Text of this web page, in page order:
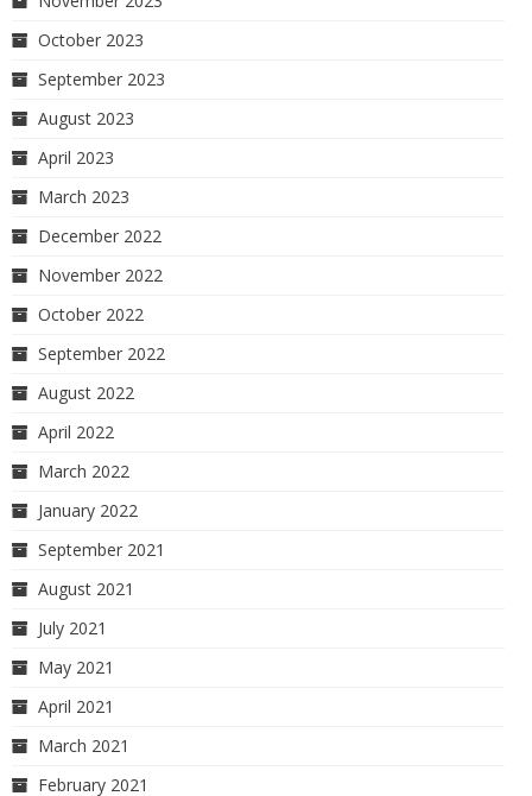
October 2023
September 2023
August 2023
April 2023
March 2023
December 2022
November 2022
October 2022
September 2022
August 2022
April 2022
March 2022
January 2022
September 2021
August 2021
July 2021
May 2021
April 2021
March 2021
February 2021